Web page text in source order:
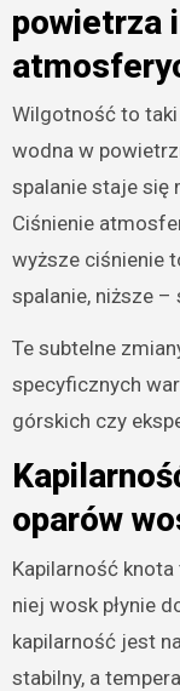
powietrza
Wilgotność to
wodna w
spalanie staje się
Ciśnienie
wyższe ciśnienie
spalanie, niższe –
Te subtelne
specyficznych
górskich czy
oparów
Kapilarność
niej wosk płynie
kapilarność jest
stabilny, a